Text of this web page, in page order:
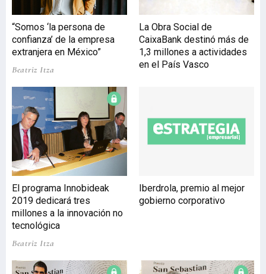
reciente visita a Euskadi
del secretario de estado de
Economía y Trabajo de
Nuevo León, Roberto
Russildi, interesado en
“Somos ‘la persona de
confianza’ de la empresa
extranjera en México”
Beatriz Itza
La Obra Social de
CaixaBank destinó más de
1,3 millones a actividades
en el País Vasco
El programa Innobideak
2019 dedicará tres
millones a la innovación no
tecnológica
Beatriz Itza
Iberdrola, premio al mejor
gobierno corporativo